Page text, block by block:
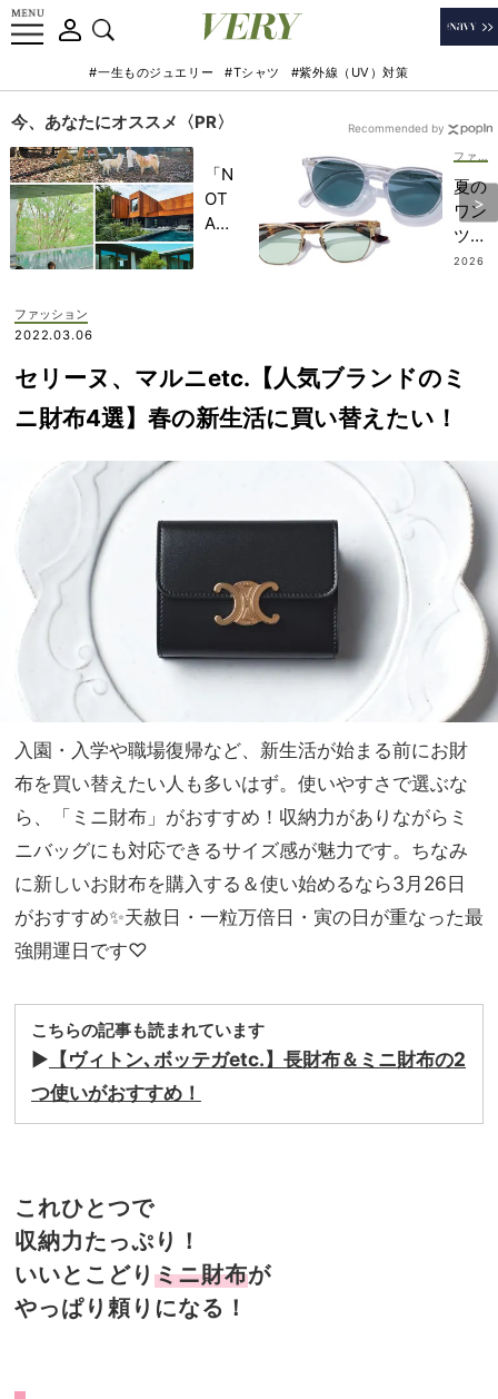
#一生ものジュエリー #Tシャツ #紫外線（UV）対策
今、あなたにオススメ〈PR〉
「N
OT
A
記憶
に一
生残
家族
夏の
ワン
ツー
が垢
ラ
感覚
の“
クリ
アフ
レー
ム”
が人
気！
2026
Recommended by
ファッション
2022.03.06
セリーヌ、マルニetc.【人気ブランドのミ
ニ財布4選】春の新生活に買い替えたい！
入園・入学や職場復帰など、新生活が始まる前にお財
布を買い替えたい人も多いはず。使いやすさで選ぶな
ら、「ミニ財布」がおすすめ！収納力がありながらミ
ニバッグにも対応できるサイズ感が魅力です。ちなみ
に新しいお財布を購入する＆使い始めるなら3月26日
がおすすめ✨天赦日・一粒万倍日・寅の日が重なった最
強開運日です♡
こちらの記事も読まれています
▶︎ 【ヴィトン､ボッテガetc.】長財布＆ミニ財布の2
つ使いがおすすめ！
これひとつで
収納力たっぷり！
いいとこどり ミニ財布が
やっぱり頼りになる！